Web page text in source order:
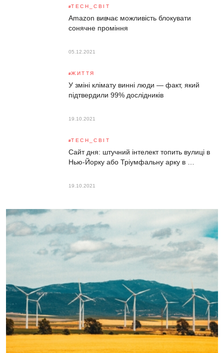
TECH_СВІТ
Amazon вивчає можливість блокувати
сонячне проміння
05.12.2021
ЖИТТЯ
У зміні клімату винні люди — факт, який
підтвердили 99% дослідників
19.10.2021
TECH_СВІТ
Сайт дня: штучний інтелект топить вулиці в
Нью-Йорку або Тріумфальну арку в …
19.10.2021